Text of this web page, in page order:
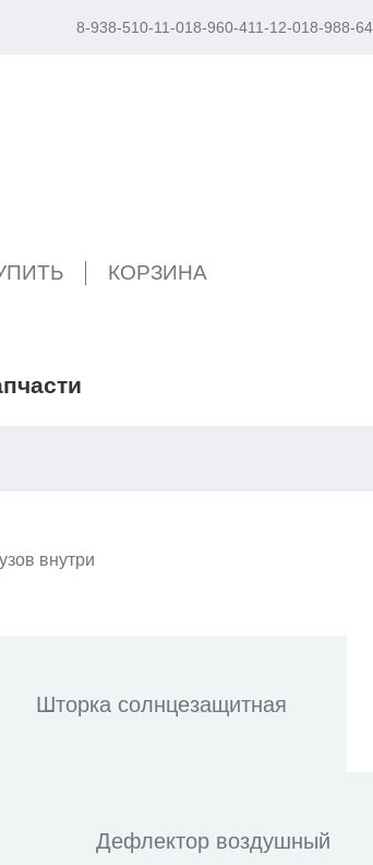
8-938-510-11-018-960-411-12-018-988-
КОРЗИНА
внутри
Шторка солнцезащитная
Дефлектор воздушный